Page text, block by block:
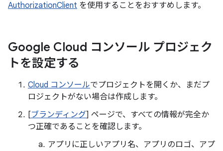
AuthorizationClient を使用することをおすすめします。
Google Cloud コンソール プロジェク
トを設定する
Cloud コンソールでプロジェクトを開くか、まだプ
ロジェクトがない場合は作成します。
[ブランディング] ページで、すべての情報が完全か
つ正確であることを確認します。
アプリに正しいアプリ名、アプリのロゴ、アプ